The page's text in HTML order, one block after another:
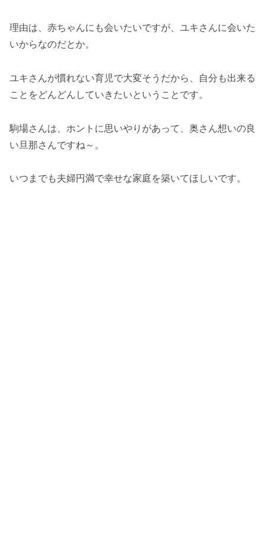
理由は、赤ちゃんにも会いたいですが、ユキさんに会いた
いからなのだとか。
ユキさんが慣れない育児で大変そうだから、自分も出来る
ことをどんどんしていきたいということです。
駒場さんは、ホントに思いやりがあって、奥さん想いの良
い旦那さんですね～。
いつまでも夫婦円満で幸せな家庭を築いてほしいです。